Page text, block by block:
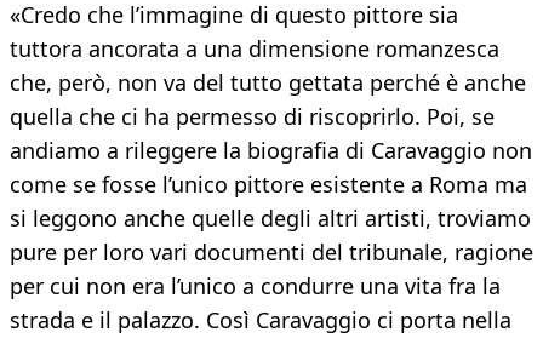
«Credo che l’immagine di questo pittore sia
tuttora ancorata a una dimensione romanzesca
che, però, non va del tutto gettata perché è anche
quella che ci ha permesso di riscoprirlo. Poi, se
andiamo a rileggere la biografia di Caravaggio non
come se fosse l’unico pittore esistente a Roma ma
si leggono anche quelle degli altri artisti, troviamo
pure per loro vari documenti del tribunale, ragione
per cui non era l’unico a condurre una vita fra la
strada e il palazzo. Così Caravaggio ci porta nella